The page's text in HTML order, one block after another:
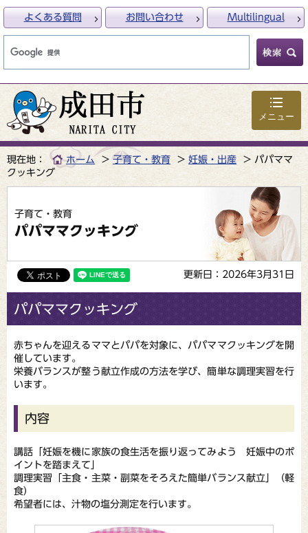
メニュー
よくある質問 お問い合わせ Multilingual
現在地： ホーム 子育て・教育 妊娠・出産
パパママ
クッキング
子育て・教育
パパママクッキング
更新日：2026年3月31日
パパママクッキング
赤ちゃんを迎えるママとパパを対象に、パパママクッキングを開
催しています。
栄養バランスが整う献立作成の方法を学び、簡単な調理実習を行
います。
内容
講話「妊娠を機に家族の食生活を振り返ってみよう 妊娠中のポ
イントを踏まえて」
調理実習「主食・主菜・副菜をそろえた簡単バランス献立」（軽
食）
希望者には、汁物の塩分測定を行います。